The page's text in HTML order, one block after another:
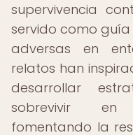
supervivencia
servido como
adversas en
relatos han
desarrollar
sobrevivir en
fomentando la